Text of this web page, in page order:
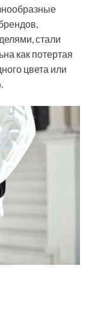
стали
как потертая
цвета или